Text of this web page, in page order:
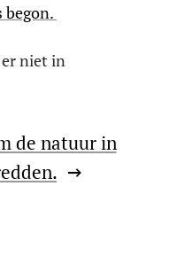
begon.
niet in
de natuur in